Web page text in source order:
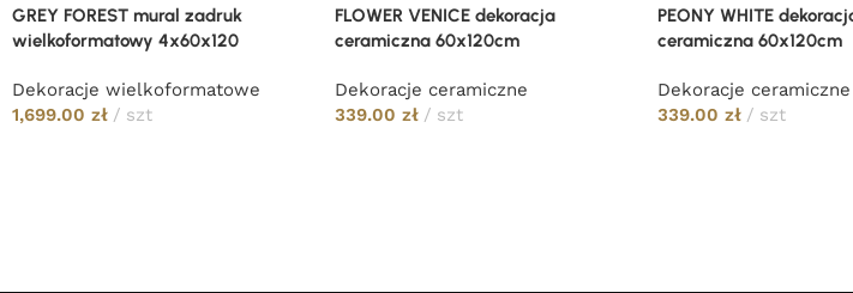
GREY FOREST mural zadruk
wielkoformatowy 4x60x120
Dekoracje wielkoformatowe
1,699.00 zł szt
FLOWER VENICE dekoracja
ceramiczna 60x120cm
Dekoracje ceramiczne
339.00 zł szt
PEONY WHITE
ceramiczna 60x120cm
Dekoracje ceramiczne
339.00 zł szt